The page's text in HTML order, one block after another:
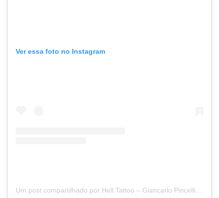
Ver essa foto no Instagram
Um post compartilhado por Hell Tattoo – Giancarlo Pincelli – Tattoo Removal (@helltatto)